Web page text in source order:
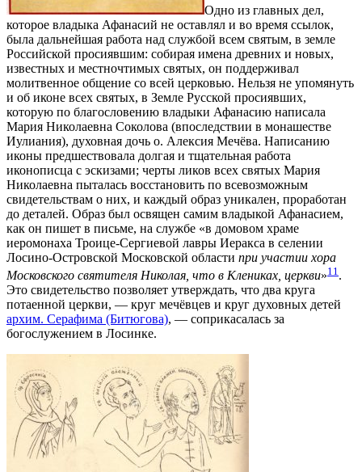
Одно из главных дел,
которое владыка Афанасий не оставлял и во время ссылок,
была дальнейшая работа над службой всем святым, в земле
Российской просиявшим: собирая имена древних и новых,
известных и местночтимых святых, он поддерживал
молитвенное общение со всей церковью. Нельзя не упомянуть
и об иконе всех святых, в Земле Русской просиявших,
которую по благословению владыки Афанасию написала
Мария Николаевна Соколова (впоследствии в монашестве
Иулиания), духовная дочь о. Алексия Мечёва. Написанию
иконы предшествовала долгая и тщательная работа
иконописца с эскизами; черты ликов всех святых Мария
Николаевна пыталась восстановить по всевозможным
свидетельствам о них, и каждый образ уникален, проработан
до деталей. Образ был освящен самим владыкой Афанасием,
как он пишет в письме, на службе «в домовом храме
иеромонаха Троице-Сергиевой лавры Иеракса в селении
Лосино-Островской Московской области при участии хора
Московского святителя Николая, что в Клениках, церкви»11.
Это свидетельство позволяет утверждать, что два круга
потаенной церкви, — круг мечёвцев и круг духовных детей
архим. Серафима (Битюгова), — соприкасалась за
богослужением в Лосинке.